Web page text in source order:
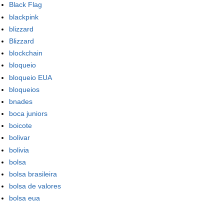
Black Flag
blackpink
blizzard
Blizzard
blockchain
bloqueio
bloqueio EUA
bloqueios
bnades
boca juniors
boicote
bolivar
bolivia
bolsa
bolsa brasileira
bolsa de valores
bolsa eua